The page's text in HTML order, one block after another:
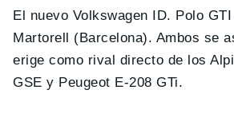
El nuevo Volkswagen ID. Polo GTI
Martorell (Barcelona). Ambos se
erige como rival directo de los
GSE y Peugeot E-208 GTi.